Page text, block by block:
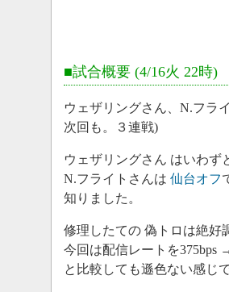
■試合概要 (4/16火 22時)
ウェザリングさん、N.フラ
次回も。３連戦)
ウェザリングさん はいわず
N.フライトさんは 仙台オフ
知りました。
修理したての 偽トロは絶好
今回は配信レートを375bps
と比較しても遜色ない感じ